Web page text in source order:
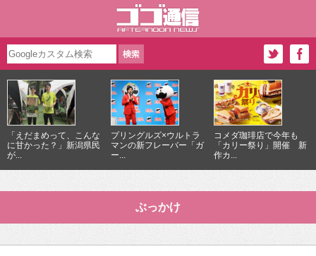
「えだまめって、こんな
に甘かった？」新潟県民
が...
プリングルズ×ウルトラ
マンの新フレーバー「ガ
ー...
コメダ珈琲店で今年も
「カリー祭り」開催 新
作カ...
ぶっかけ